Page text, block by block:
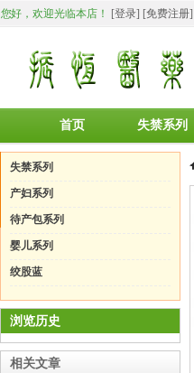
您好，欢迎光临本店！ [登录] [免费注册]
首页 失禁系列
失禁系列
产妇系列
待产包系列
婴儿系列
绞股蓝
浏览历史
相关文章